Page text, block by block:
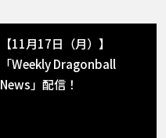
【11月17日（月）】
「Weekly Dragonball
News」配信！